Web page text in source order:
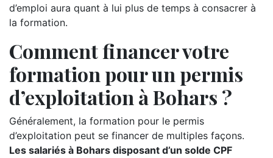
d’emploi aura quant à lui plus de temps à consacrer à
la formation.
Comment financer votre
formation pour un permis
d’exploitation à Bohars ?
Généralement, la formation pour le permis
d’exploitation peut se financer de multiples façons.
Les salariés à Bohars disposant d’un solde CPF